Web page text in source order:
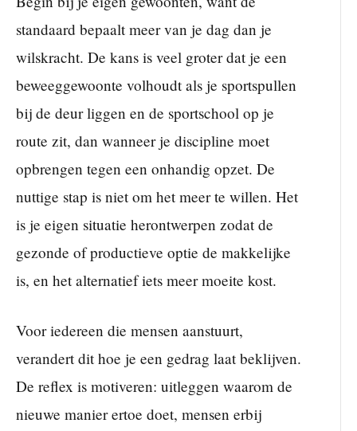
standaard bepaalt meer van je dag dan je
wilskracht. De kans is veel groter dat je een
beweeggewoonte volhoudt als je sportspullen
bij de deur liggen en de sportschool op je
route zit, dan wanneer je discipline moet
opbrengen tegen een onhandig opzet. De
nuttige stap is niet om het meer te willen. Het
is je eigen situatie herontwerpen zodat de
gezonde of productieve optie de makkelijke
is, en het alternatief iets meer moeite kost.
Voor iedereen die mensen aanstuurt,
verandert dit hoe je een gedrag laat beklijven.
De reflex is motiveren: uitleggen waarom de
nieuwe manier ertoe doet, mensen erbij